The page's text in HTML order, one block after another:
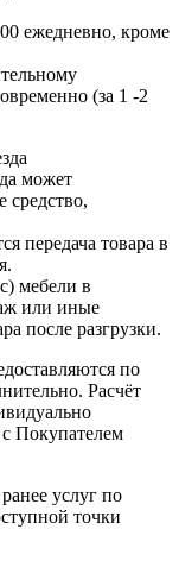
ежедневно, кроме
(за 1 -2
может
средство,
передача товара в
мебели в
или иные
после разгрузки.
по
Расчёт
Покупателем
услуг по
точки